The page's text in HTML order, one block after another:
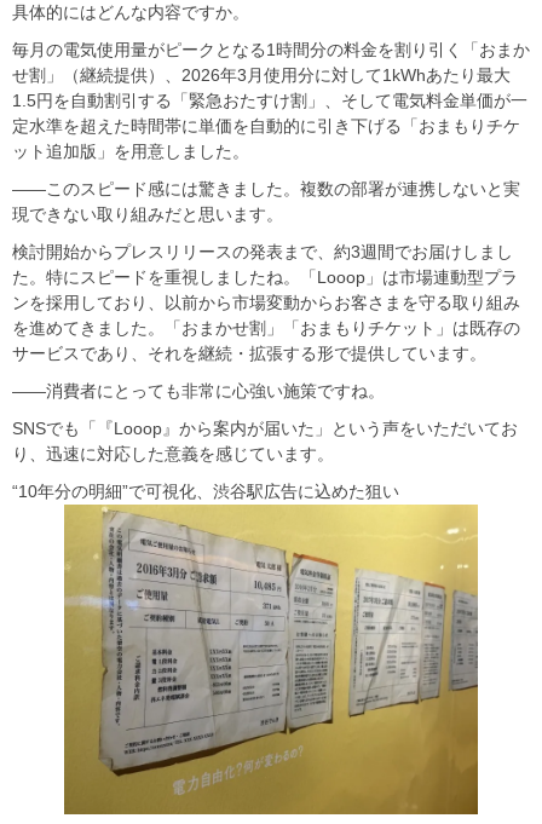
具体的にはどんな内容ですか。
毎月の電気使用量がピークとなる1時間分の料金を割り引く「おまか
せ割」（継続提供）、2026年3月使用分に対して1kWhあたり最大
1.5円を自動割引する「緊急おたすけ割」、そして電気料金単価が一
定水準を超えた時間帯に単価を自動的に引き下げる「おまもりチケ
ット追加版」を用意しました。
――このスピード感には驚きました。複数の部署が連携しないと実
現できない取り組みだと思います。
検討開始からプレスリリースの発表まで、約3週間でお届けしまし
た。特にスピードを重視しましたね。「Looop」は市場連動型プラ
ンを採用しており、以前から市場変動からお客さまを守る取り組み
を進めてきました。「おまかせ割」「おまもりチケット」は既存の
サービスであり、それを継続・拡張する形で提供しています。
――消費者にとっても非常に心強い施策ですね。
SNSでも「『Looop』から案内が届いた」という声をいただいてお
り、迅速に対応した意義を感じています。
“10年分の明細”で可視化、渋谷駅広告に込めた狙い